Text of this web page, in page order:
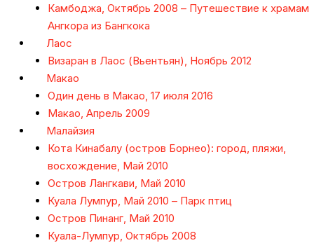
Камбоджа, Октябрь 2008 – Путешествие к храмам
Ангкора из Бангкока
Лаос
Визаран в Лаос (Вьентьян), Ноябрь 2012
Макао
Один день в Макао, 17 июля 2016
Макао, Апрель 2009
Малайзия
Кота Кинабалу (остров Борнео): город, пляжи,
восхождение, Май 2010
Остров Лангкави, Май 2010
Куала Лумпур, Май 2010 – Парк птиц
Остров Пинанг, Май 2010
Куала-Лумпур, Октябрь 2008